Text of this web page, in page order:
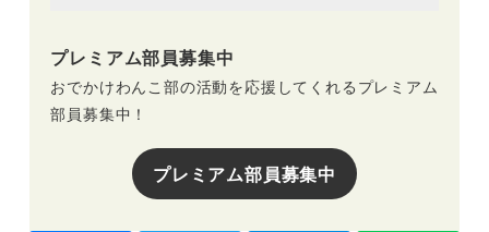
プレミアム部員募集中
おでかけわんこ部の活動を応援してくれるプレミアム
部員募集中！
プレミアム部員募集中